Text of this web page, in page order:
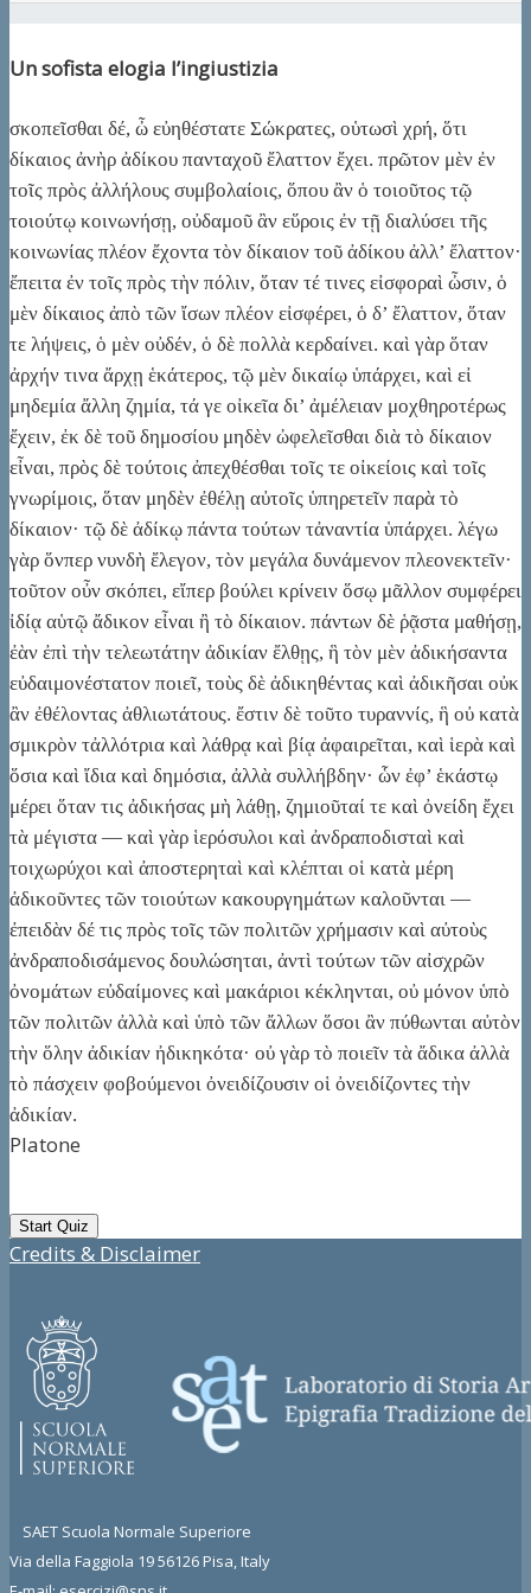
Un sofista elogia l’ingiustizia
σκοπεῖσθαι δέ, ὦ εὐηθέστατε Σώκρατες, οὑτωσὶ χρή, ὅτι
δίκαιος ἀνὴρ ἀδίκου πανταχοῦ ἔλαττον ἔχει. πρῶτον μὲν ἐν
τοῖς πρὸς ἀλλήλους συμβολαίοις, ὅπου ἂν ὁ τοιοῦτος τῷ
τοιούτῳ κοινωνήσῃ, οὐδαμοῦ ἂν εὕροις ἐν τῇ διαλύσει τῆς
κοινωνίας πλέον ἔχοντα τὸν δίκαιον τοῦ ἀδίκου ἀλλ’ ἔλαττον·
ἔπειτα ἐν τοῖς πρὸς τὴν πόλιν, ὅταν τέ τινες εἰσφοραὶ ὦσιν, ὁ
μὲν δίκαιος ἀπὸ τῶν ἴσων πλέον εἰσφέρει, ὁ δ’ ἔλαττον, ὅταν
τε λήψεις, ὁ μὲν οὐδέν, ὁ δὲ πολλὰ κερδαίνει. καὶ γὰρ ὅταν
ἀρχήν τινα ἄρχῃ ἑκάτερος, τῷ μὲν δικαίῳ ὑπάρχει, καὶ εἰ
μηδεμία ἄλλη ζημία, τά γε οἰκεῖα δι’ ἀμέλειαν μοχθηροτέρως
ἔχειν, ἐκ δὲ τοῦ δημοσίου μηδὲν ὠφελεῖσθαι διὰ τὸ δίκαιον
εἶναι, πρὸς δὲ τούτοις ἀπεχθέσθαι τοῖς τε οἰκείοις καὶ τοῖς
γνωρίμοις, ὅταν μηδὲν ἐθέλῃ αὐτοῖς ὑπηρετεῖν παρὰ τὸ
δίκαιον· τῷ δὲ ἀδίκῳ πάντα τούτων τἀναντία ὑπάρχει. λέγω
γὰρ ὅνπερ νυνδὴ ἔλεγον, τὸν μεγάλα δυνάμενον πλεονεκτεῖν·
τοῦτον οὖν σκόπει, εἴπερ βούλει κρίνειν ὅσῳ μᾶλλον συμφέρει
ἰδίᾳ αὑτῷ ἄδικον εἶναι ἢ τὸ δίκαιον. πάντων δὲ ῥᾷστα μαθήσῃ,
ἐὰν ἐπὶ τὴν τελεωτάτην ἀδικίαν ἔλθῃς, ἣ τὸν μὲν ἀδικήσαντα
εὐδαιμονέστατον ποιεῖ, τοὺς δὲ ἀδικηθέντας καὶ ἀδικῆσαι οὐκ
ἂν ἐθέλοντας ἀθλιωτάτους. ἔστιν δὲ τοῦτο τυραννίς, ἣ οὐ κατὰ
σμικρὸν τἀλλότρια καὶ λάθρᾳ καὶ βίᾳ ἀφαιρεῖται, καὶ ἱερὰ καὶ
ὅσια καὶ ἴδια καὶ δημόσια, ἀλλὰ συλλήβδην· ὧν ἐφ’ ἑκάστῳ
μέρει ὅταν τις ἀδικήσας μὴ λάθῃ, ζημιοῦταί τε καὶ ὀνείδη ἔχει
τὰ μέγιστα — καὶ γὰρ ἱερόσυλοι καὶ ἀνδραποδισταὶ καὶ
τοιχωρύχοι καὶ ἀποστερηταὶ καὶ κλέπται οἱ κατὰ μέρη
ἀδικοῦντες τῶν τοιούτων κακουργημάτων καλοῦνται —
ἐπειδὰν δέ τις πρὸς τοῖς τῶν πολιτῶν χρήμασιν καὶ αὐτοὺς
ἀνδραποδισάμενος δουλώσηται, ἀντὶ τούτων τῶν αἰσχρῶν
ὀνομάτων εὐδαίμονες καὶ μακάριοι κέκληνται, οὐ μόνον ὑπὸ
τῶν πολιτῶν ἀλλὰ καὶ ὑπὸ τῶν ἄλλων ὅσοι ἂν πύθωνται αὐτὸν
τὴν ὅλην ἀδικίαν ἠδικηκότα· οὐ γὰρ τὸ ποιεῖν τὰ ἄδικα ἀλλὰ
τὸ πάσχειν φοβούμενοι ὀνειδίζουσιν οἱ ὀνειδίζοντες τὴν
ἀδικίαν.
Platone
Credits & Disclaimer
SAET Scuola Normale Superiore
Via della Faggiola 19 56126 Pisa, Italy